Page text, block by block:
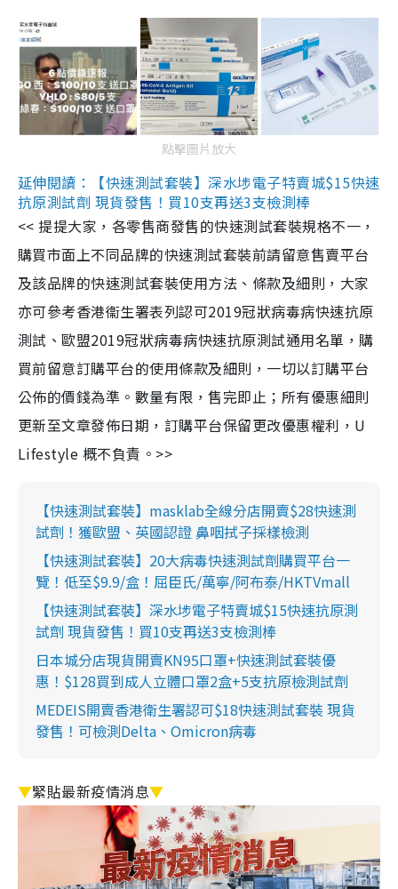
點擊圖片放大
延伸閱讀：【快速測試套裝】深水埗電子特賣城$15快速
抗原測試劑 現貨發售！買10支再送3支檢測棒
<< 提提大家，各零售商發售的快速測試套裝規格不一，
購買市面上不同品牌的快速測試套裝前請留意售賣平台
及該品牌的快速測試套裝使用方法、條款及細則，大家
亦可參考香港衞生署表列認可2019冠狀病毒病快速抗原
測試、歐盟2019冠狀病毒病快速抗原測試通用名單，購
買前留意訂購平台的使用條款及細則，一切以訂購平台
公佈的價錢為準。數量有限，售完即止；所有優惠細則
更新至文章發佈日期，訂購平台保留更改優惠權利，U
Lifestyle 概不負責。>>
【快速測試套裝】masklab全線分店開賣$28快速測
試劑！獲歐盟、英國認證 鼻咽拭子採樣檢測
【快速測試套裝】20大病毒快速測試劑購買平台一
覽！低至$9.9/盒！屈臣氏/萬寧/阿布泰/HKTVmall
【快速測試套裝】深水埗電子特賣城$15快速抗原測
試劑 現貨發售！買10支再送3支檢測棒
日本城分店現貨開賣KN95口罩+快速測試套裝優
惠！$128買到成人立體口罩2盒+5支抗原檢測試劑
MEDEIS開賣香港衛生署認可$18快速測試套裝 現貨
發售！可檢測Delta、Omicron病毒
▼緊貼最新疫情消息▼